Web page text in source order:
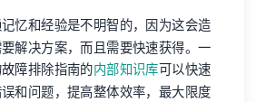
忆和经验是不明智的，因为这会造
解决方案，而且需要快速获得。一
障排除指南的内部知识库可以快速
和问题，提高整体效率，最大限度